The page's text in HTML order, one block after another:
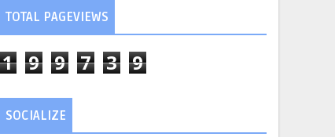
TOTAL PAGEVIEWS
1 9 9 7 3 9
SOCIALIZE